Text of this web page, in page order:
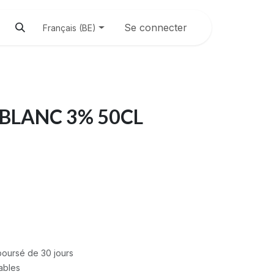
Français (BE) Se connecter
3% 50CL
de 30 jours